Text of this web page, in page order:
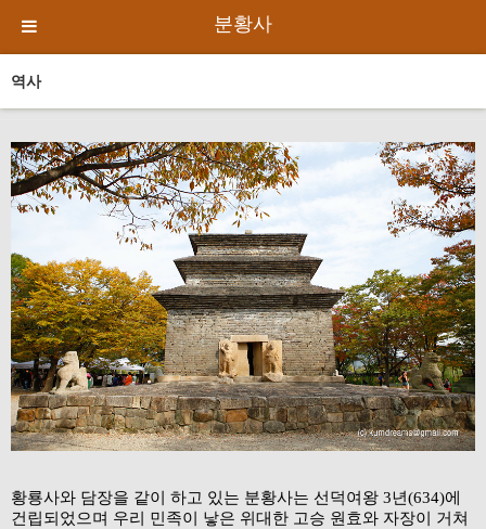
분황사
역사
황룡사와 담장을 같이 하고 있는 분황사는 선덕여왕 3년(634)에
건립되었으며 우리 민족이 낳은 위대한 고승 원효와 자장이 거쳐